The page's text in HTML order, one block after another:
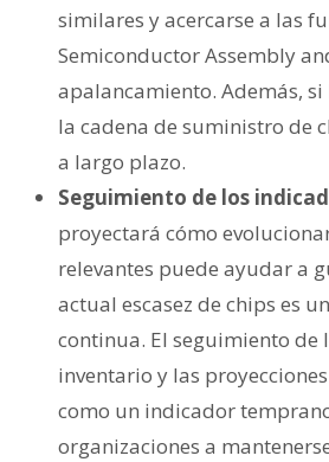
similares y acercarse a las
Semiconductor Assembly
apalancamiento. Además,
la cadena de suministro de
a largo plazo.
Seguimiento de los
proyectará cómo
relevantes puede ayudar a
actual escasez de chips es
continua. El seguimiento de
inventario y las
como un indicador
organizaciones a